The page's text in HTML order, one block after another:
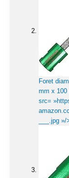
Foret
mm x 100
src=
___.jpg »/